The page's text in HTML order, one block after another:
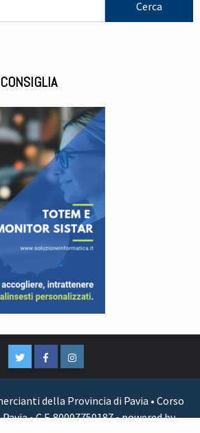
della Provincia di Pavia • Corso
• C.F. 80007750187 • powered by